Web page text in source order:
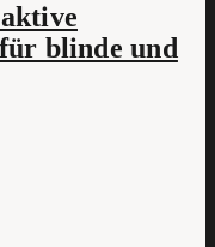
blinde und